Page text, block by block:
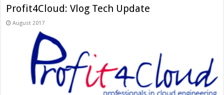
Profit4Cloud: Vlog Tech Update
August 2017